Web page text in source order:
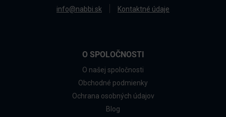
info@nabbi.sk Kontaktné údaje
O SPOLOČNOSTI
O našej spoločnosti
Obchodné podmienky
Ochrana osobných údajov
Blog